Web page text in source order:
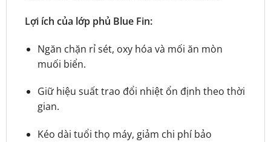
Lợi ích của lớp phủ Blue Fin:
Ngăn chặn rỉ sét, oxy hóa và mối ăn mòn
muối biển.
Giữ hiệu suất trao đổi nhiệt ổn định theo thời
gian.
Kéo dài tuổi thọ máy, giảm chi phí bảo